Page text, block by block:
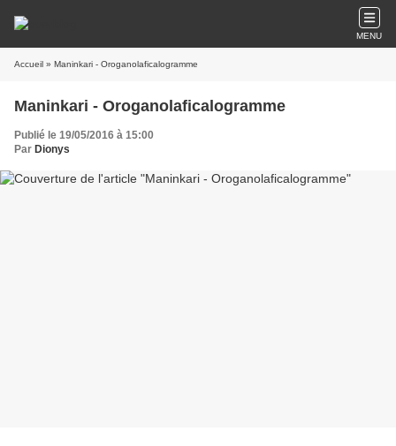
MENU
Accueil » Maninkari - Oroganolaficalogramme
Maninkari - Oroganolaficalogramme
Publié le 19/05/2016 à 15:00
Par Dionys